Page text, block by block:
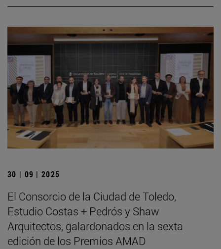
30 | 09 | 2025
El Consorcio de la Ciudad de Toledo,
Estudio Costas + Pedrós y Shaw
Arquitectos, galardonados en la sexta
edición de los Premios AMAD